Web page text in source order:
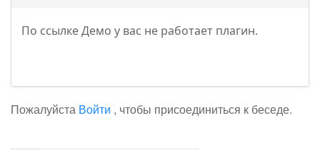
По ссылке Демо у вас не работает плагин.
Пожалуйста Войти , чтобы присоединиться к беседе.